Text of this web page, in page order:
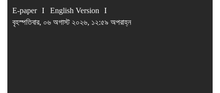
E-paper
English Version
বৃহস্পতিবার, ০৬ অগাস্ট ২০২৬, ১২:৫৯ অপরাহ্ন